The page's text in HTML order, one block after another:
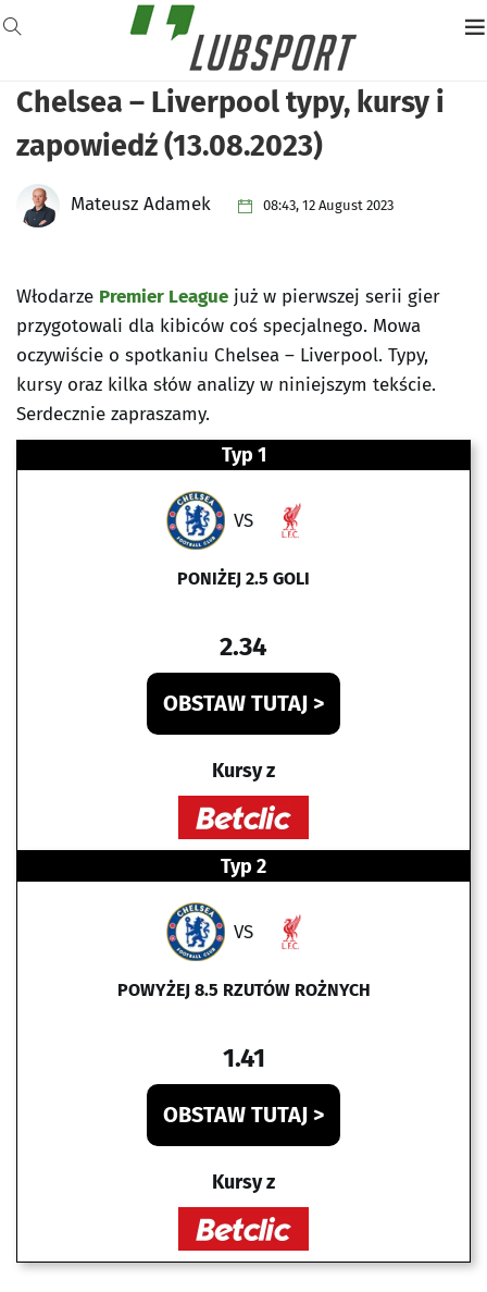
Chelsea – Liverpool typy, kursy i
zapowiedź (13.08.2023)
Mateusz Adamek 08:43, 12 August 2023
Włodarze Premier League już w pierwszej serii gier
przygotowali dla kibiców coś specjalnego. Mowa
oczywiście o spotkaniu Chelsea – Liverpool. Typy,
kursy oraz kilka słów analizy w niniejszym tekście.
Serdecznie zapraszamy.
Typ 1
VS
PONIŻEJ 2.5 GOLI
2.34
OBSTAW TUTAJ >
Kursy z
Typ 2
VS
POWYŻEJ 8.5 RZUTÓW ROŻNYCH
1.41
OBSTAW TUTAJ >
Kursy z